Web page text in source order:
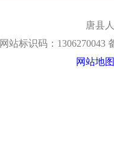
唐县
网站标识码：1306270043
网站地图